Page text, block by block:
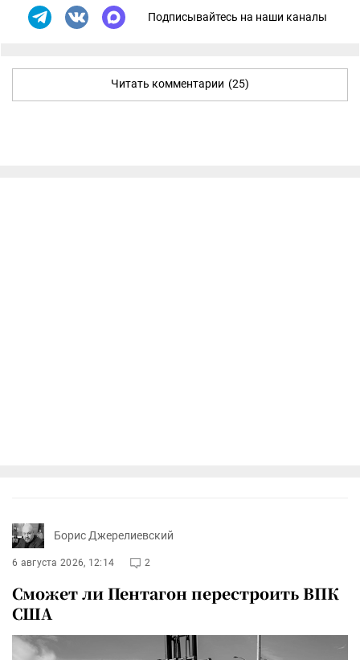
Подписывайтесь на наши каналы
Читать комментарии (25)
Борис Джерелиевский
6 августа 2026, 12:14 2
Сможет ли Пентагон перестроить ВПК
США